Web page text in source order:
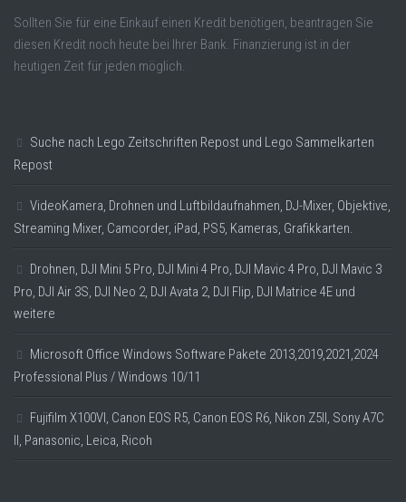
Sollten Sie für eine Einkauf einen Kredit benötigen, beantragen Sie
diesen Kredit noch heute bei Ihrer Bank. Finanzierung ist in der
heutigen Zeit für jeden möglich.
Suche nach Lego Zeitschriften Repost und Lego Sammelkarten
Repost
VideoKamera, Drohnen und Luftbildaufnahmen, DJ-Mixer, Objektive,
Streaming Mixer, Camcorder, iPad, PS5, Kameras, Grafikkarten.
Drohnen, DJI Mini 5 Pro, DJI Mini 4 Pro, DJI Mavic 4 Pro, DJI Mavic 3
Pro, DJI Air 3S, DJI Neo 2, DJI Avata 2, DJI Flip, DJI Matrice 4E und
weitere
Microsoft Office Windows Software Pakete 2013,2019,2021,2024
Professional Plus / Windows 10/11
Fujifilm X100VI, Canon EOS R5, Canon EOS R6, Nikon Z5II, Sony A7C
II, Panasonic, Leica, Ricoh